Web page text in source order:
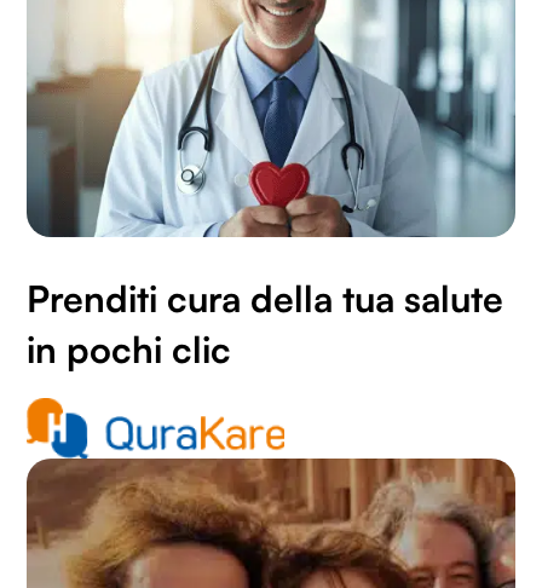
Prenditi cura della tua salute
in pochi clic